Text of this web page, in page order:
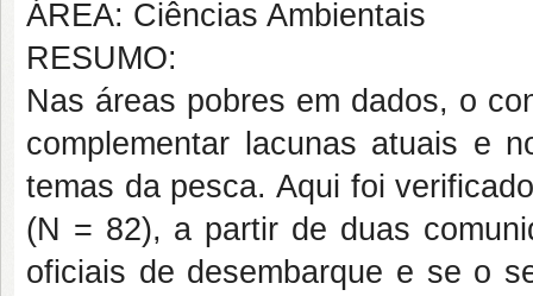
ÁREA: Ciências Ambientais
RESUMO:
Nas áreas pobres em dados, o
complementar lacunas atuais e
temas da pesca. Aqui foi
(N = 82), a partir de duas
oficiais de desembarque e se o